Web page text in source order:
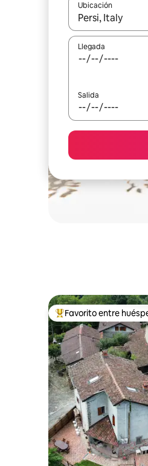
Ubicación
Cuando los
Llegada
Salida
Favorito entre
Favorito entre